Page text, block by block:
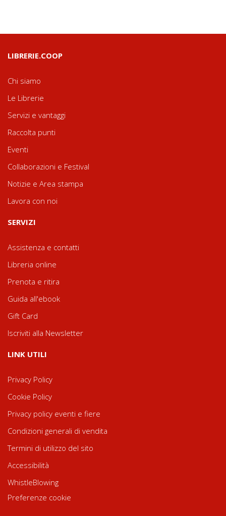
LIBRERIE.COOP
Chi siamo
Le Librerie
Servizi e vantaggi
Raccolta punti
Eventi
Collaborazioni e Festival
Notizie e Area stampa
Lavora con noi
SERVIZI
Assistenza e contatti
Libreria online
Prenota e ritira
Guida all'ebook
Gift Card
Iscriviti alla Newsletter
LINK UTILI
Privacy Policy
Cookie Policy
Privacy policy eventi e fiere
Condizioni generali di vendita
Termini di utilizzo del sito
Accessibilità
WhistleBlowing
Preferenze cookie